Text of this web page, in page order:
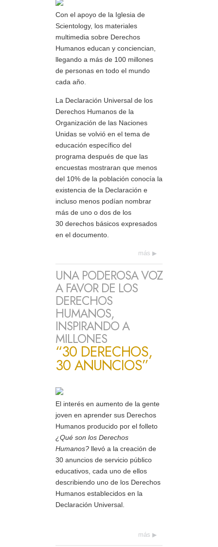
Con el apoyo de la Iglesia de
Scientology, los materiales
multimedia sobre Derechos
Humanos educan y conciencian,
llegando a más de 100 millones
de personas en todo el mundo
cada año.
La Declaración Universal de los
Derechos Humanos de la
Organización de las Naciones
Unidas se volvió en el tema de
educación específico del
programa después de que las
encuestas mostraran que menos
del 10% de la población conocía la
existencia de la Declaración e
incluso menos podían nombrar
más de uno o dos de los
30 derechos básicos expresados
en el documento.
más
UNA PODEROSA VOZ
A FAVOR DE LOS
DERECHOS
HUMANOS,
INSPIRANDO A
MILLONES
“30 DERECHOS,
30 ANUNCIOS”
El interés en aumento de la gente
joven en aprender sus Derechos
Humanos producido por el folleto
¿Qué son los Derechos
Humanos? llevó a la creación de
30 anuncios de servicio público
educativos, cada uno de ellos
describiendo uno de los Derechos
Humanos establecidos en la
Declaración Universal.
más